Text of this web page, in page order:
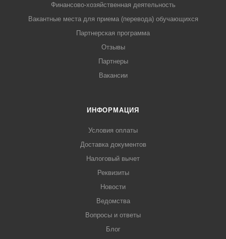
Финансово-хозяйственная деятельность
Вакантные места для приема (перевода) обучающихся
Партнерская программа
Отзывы
Партнеры
Вакансии
ИНФОРМАЦИЯ
Условия оплаты
Доставка документов
Налоговый вычет
Реквизиты
Новости
Ведомства
Вопросы и ответы
Блог